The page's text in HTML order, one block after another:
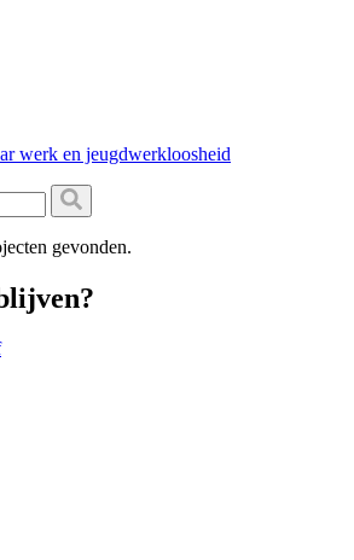
werk en jeugdwerkloosheid
gevonden.